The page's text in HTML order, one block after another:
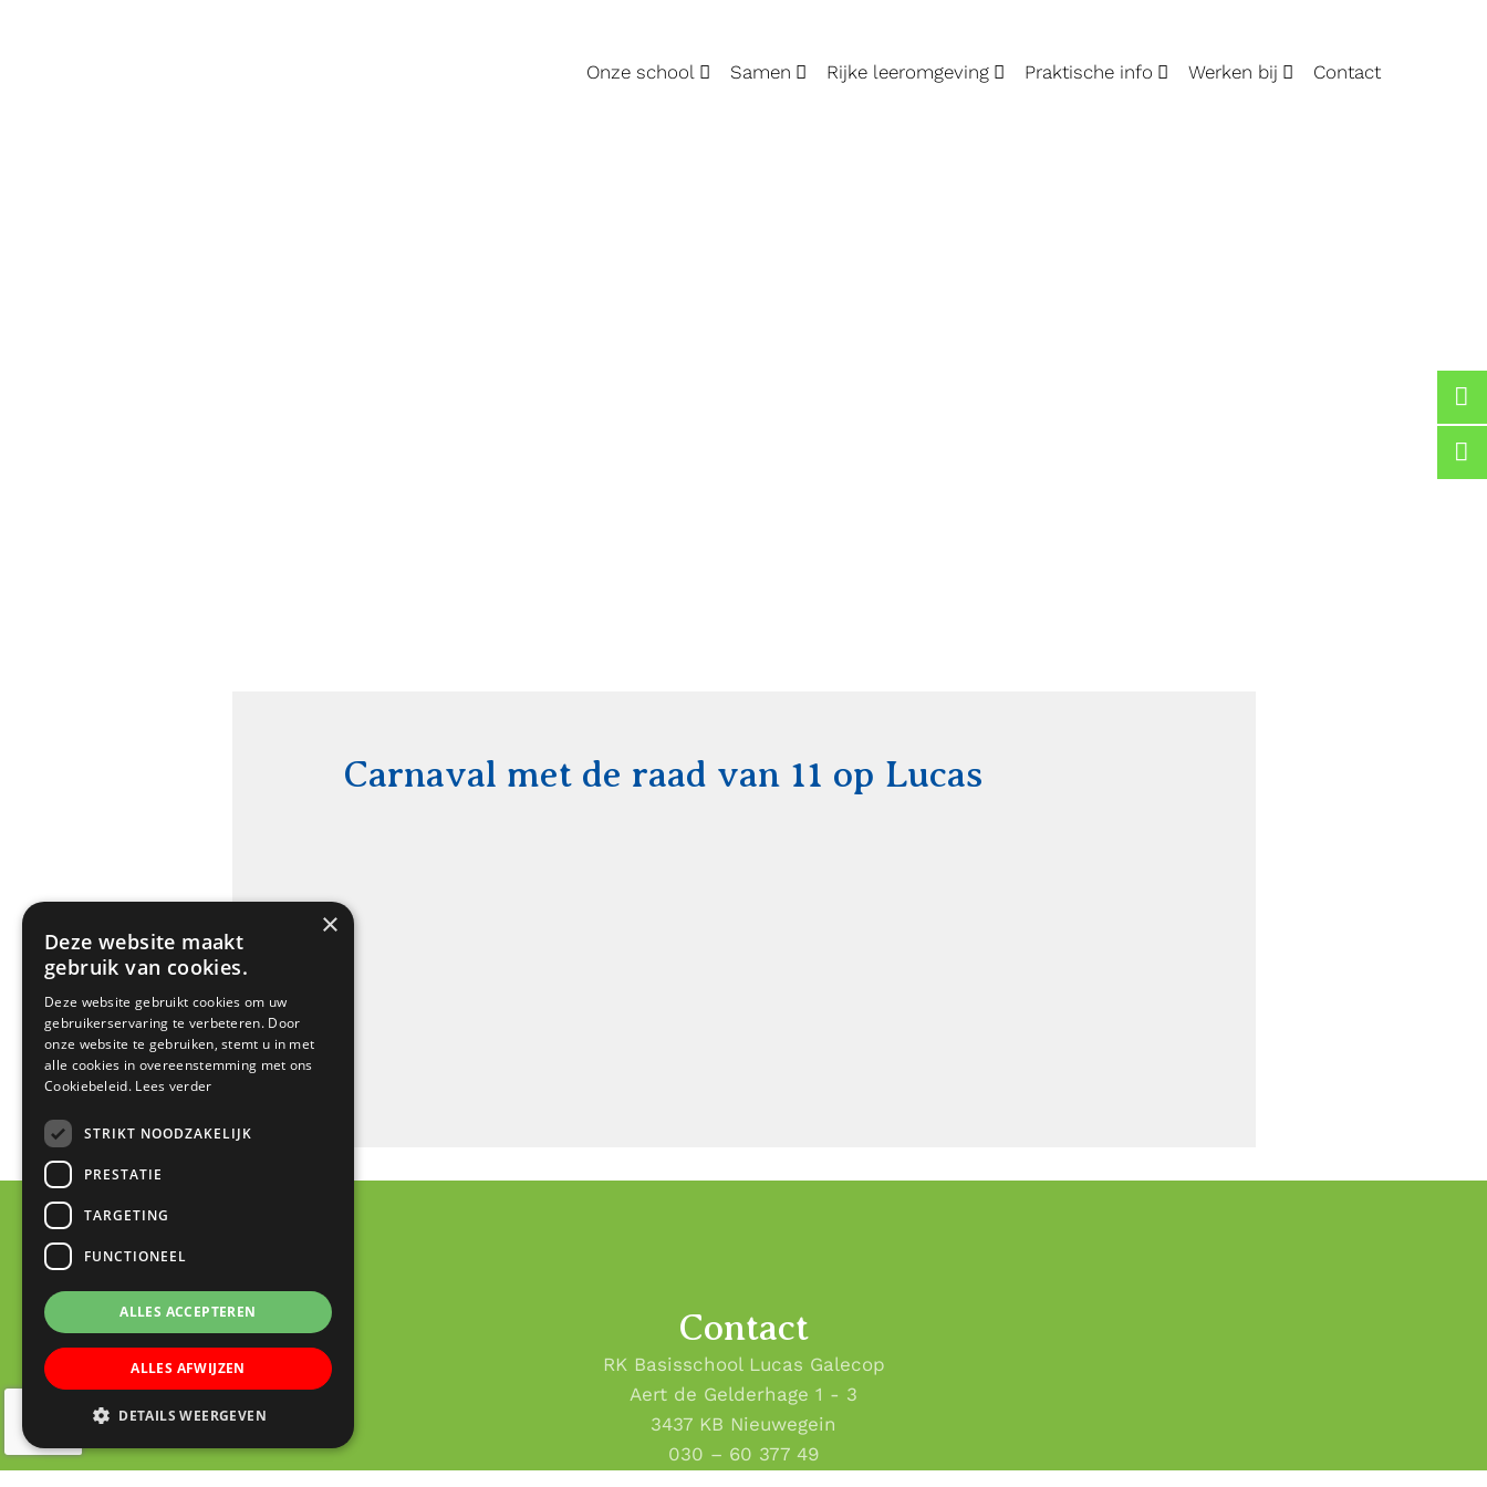
Onze school Samen Rijke leeromgeving Praktische info Werken bij Contact
Carnaval met de raad van 11 op Lucas
Contact
RK Basisschool Lucas Galecop
Aert de Gelderhage 1 - 3
3437 KB Nieuwegein
030 – 60 377 49
×
Deze website maakt
gebruik van cookies.
Deze website gebruikt cookies om uw
gebruikerservaring te verbeteren. Door
onze website te gebruiken, stemt u in met
alle cookies in overeenstemming met ons
Cookiebeleid. Lees verder
STRIKT NOODZAKELIJK
PRESTATIE
TARGETING
FUNCTIONEEL
ALLES ACCEPTEREN
ALLES AFWIJZEN
DETAILS WEERGEVEN